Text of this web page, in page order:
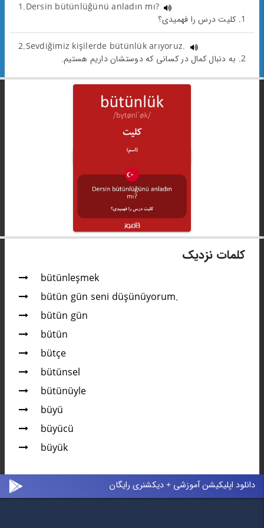
1.Dersin bütünlüğünü anladın mı?
1. کلیت درس را فهمیدی؟
2.Sevdiğimiz kişilerde bütünlük arıyoruz.
2. به دنبال کمال در کسانی که دوستشان داریم هستیم.
کلمات نزدیک
bütünleşmek
bütün gün seni düşünüyorum.
bütün gün
bütün
bütçe
bütünsel
bütünüyle
büyü
büyücü
büyük
دانلود اپلیکیشن آموزشی + دیکشنری رایگان